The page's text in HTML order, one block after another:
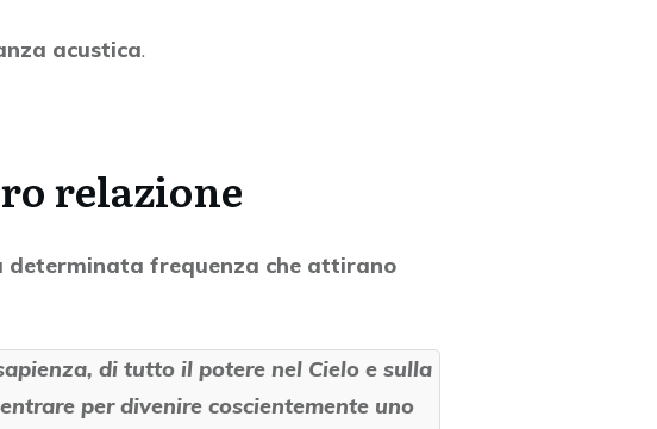
acustica.
relazione
determinata frequenza che attirano
di tutto il potere nel Cielo e sulla
per divenire coscientemente uno